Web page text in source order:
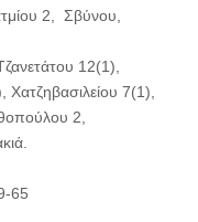
2, Σβύνου,
12(1),
7(1),
2,
65